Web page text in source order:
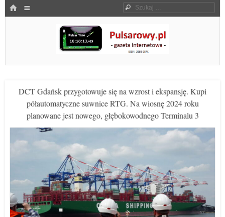
HOME Szukaj
Pulsarowy.pl
DCT Gdańsk przygotowuje się na wzrost i ekspansję. Kupi
półautomatyczne suwnice RTG. Na wiosnę 2024 roku
planowane jest nowego, głębokowodnego Terminalu 3